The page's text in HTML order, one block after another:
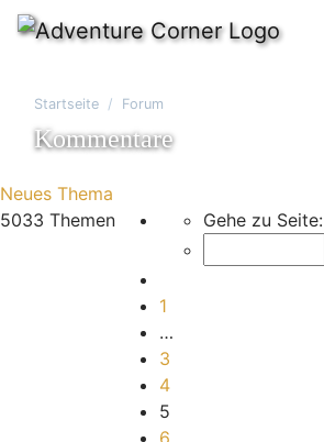
Startseite Forum
Kommentare
Neues Thema
5033 Themen
Seite5von168
Gehe zu Seite:
1
…
3
4
5
6